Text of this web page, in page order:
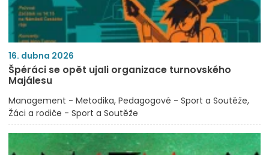
16. dubna 2026
Špéráci se opět ujali organizace turnovského
Majálesu
Management - Metodika Pedagogové - Sport a Soutěže
Žáci a rodiče - Sport a Soutěže